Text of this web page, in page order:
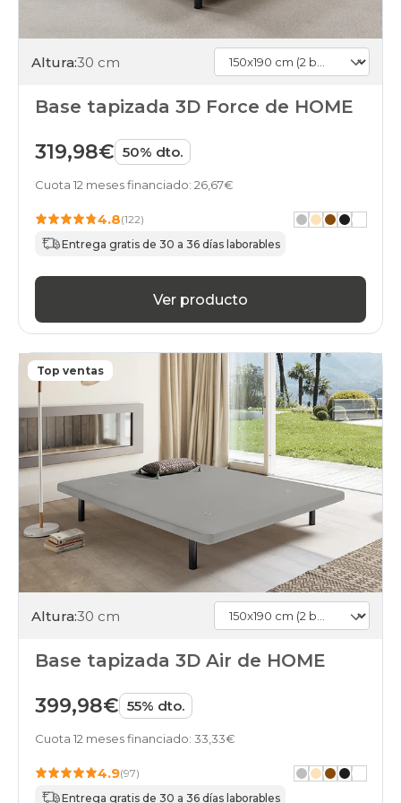
2-
bases-
75x190-
pletinas
marron
black-
days
2-
negro
somieres-
150x190cm-
2-
bases-
75x190-
pletinas
blanco
black-
days
somieres-
bases-
75x190-
pletinas
top-
ventas
black-
somieres-
75x190-
black-
Altura:30 cm
Base tapizada 3D Force de HOME
319,98€ 50% dto.
Cuota 12 meses financiado: 26,67€
4.8(122)
Entrega gratis de 30 a 36 días laborables
Ver producto
Top ventas
Altura:30 cm
Base tapizada 3D Air de HOME
399,98€ 55% dto.
Cuota 12 meses financiado: 33,33€
4.9(97)
Entrega gratis de 30 a 36 días laborables